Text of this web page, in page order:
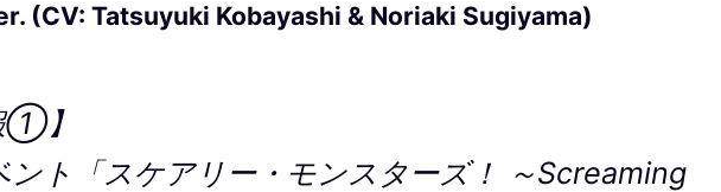
(CV: Tatsuyuki Kobayashi & Noriaki Sugiyama)
①】
ント「スケアリー・モンスターズ！ ～Screaming